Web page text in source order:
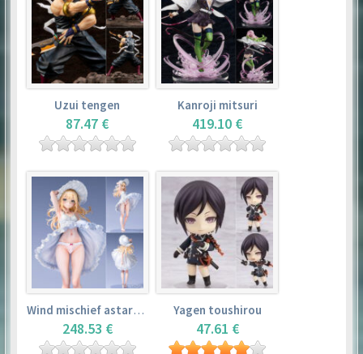
Uzui tengen
87.47 €
Kanroji mitsuri
419.10 €
Wind mischief astarotte
248.53 €
Yagen toushirou
47.61 €